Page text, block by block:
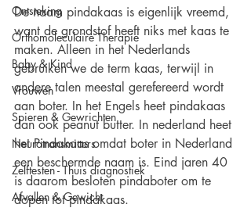
Ontsteking
Orthomoleculaire Therapie
Baby & Kind
Vrouwen
Spieren & Gewrichten
Neurotransmitters
Zelftesten - Thuis diagnostiek
Afvallen & Gewicht
De naam pindakaas is eigenlijk vreemd,
want de grondstof heeft niks met kaas te
maken. Alleen in het Nederlands
gebruiken we de term kaas, terwijl in
andere talen meestal gerefereerd wordt
aan boter. In het Engels heet pindakaas
dan ook peanut butter. In nederland heet
het Pindakaas omdat boter in Nederland
een beschermde naam is. Eind jaren 40
is daarom besloten pindaboter om te
dopen tot pindakaas.